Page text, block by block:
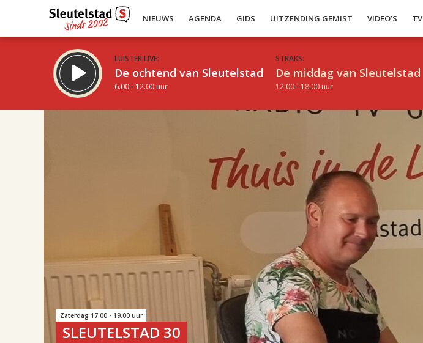
NIEUWS AGENDA GIDS UITZENDING GEMIST VIDEO’S TV
LUISTER LIVE:
De ochtend van Sleutelstad
6.00 - 12.00 uur
STRAKS:
De middag van Sleutelstad
12.00 - 18.00 uur
Zaterdag 17.00 - 19.00 uur
SLEUTELSTAD 30